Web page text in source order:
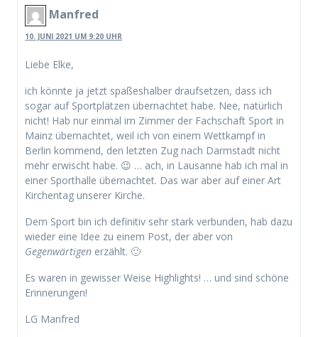
Manfred
10. JUNI 2021 UM 9:20 UHR
Liebe Elke,
ich könnte ja jetzt spaßeshalber draufsetzen, dass ich
sogar auf Sportplätzen übernachtet habe. Nee, natürlich
nicht! Hab nur einmal im Zimmer der Fachschaft Sport in
Mainz übernachtet, weil ich von einem Wettkampf in
Berlin kommend, den letzten Zug nach Darmstadt nicht
mehr erwischt habe. 😉 … ach, in Lausanne hab ich mal in
einer Sporthalle übernachtet. Das war aber auf einer Art
Kirchentag unserer Kirche.
Dem Sport bin ich definitiv sehr stark verbunden, hab dazu
wieder eine Idee zu einem Post, der aber von
Gegenwärtigen erzählt. 🙂
Es waren in gewisser Weise Highlights! … und sind schöne
Erinnerungen!
LG Manfred